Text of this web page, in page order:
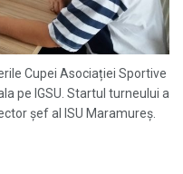
Cupei Asociației Sportive
pe IGSU. Startul turneului a
șef al ISU Maramureș.